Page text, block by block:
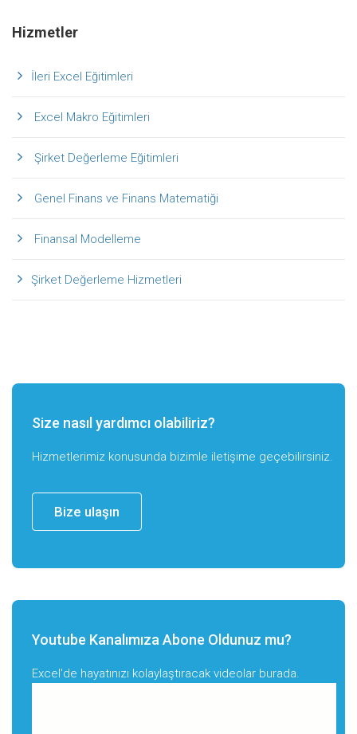
Hizmetler
İleri Excel Eğitimleri
Excel Makro Eğitimleri
Şirket Değerleme Eğitimleri
Genel Finans ve Finans Matematiği
Finansal Modelleme
Şirket Değerleme Hizmetleri
Size nasıl yardımcı olabiliriz?
Hizmetlerimiz konusunda bizimle iletişime geçebilirsiniz.
Bize ulaşın
Youtube Kanalımıza Abone Oldunuz mu?
Excel'de hayatınızı kolaylaştıracak videolar burada.